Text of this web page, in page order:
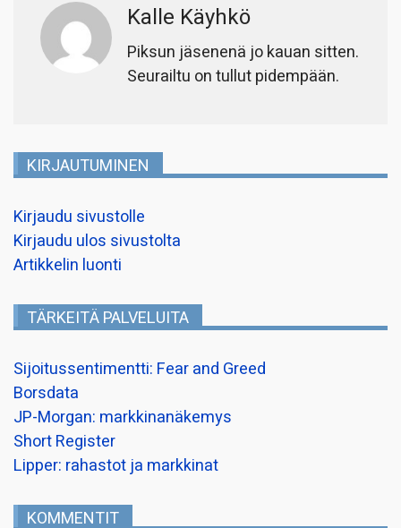
Kalle Käyhkö
Piksun jäsenenä jo kauan sitten.
Seurailtu on tullut pidempään.
KIRJAUTUMINEN
Kirjaudu sivustolle
Kirjaudu ulos sivustolta
Artikkelin luonti
TÄRKEITÄ PALVELUITA
Sijoitussentimentti: Fear and Greed
Borsdata
JP-Morgan: markkinanäkemys
Short Register
Lipper: rahastot ja markkinat
KOMMENTIT